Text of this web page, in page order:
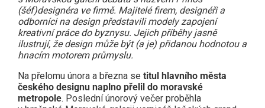
(šéf)designéra ve firmě. Majitelé firem, designéři a
odborníci na design představili modely zapojení
kreativní práce do byznysu. Jejich příběhy jasně
ilustrují, že design může být (a je) přidanou hodnotou a
hnacím motorem průmyslu.
Na přelomu února a března se titul hlavního města
českého designu naplno přelil do moravské
metropole. Poslední únorový večer proběhla